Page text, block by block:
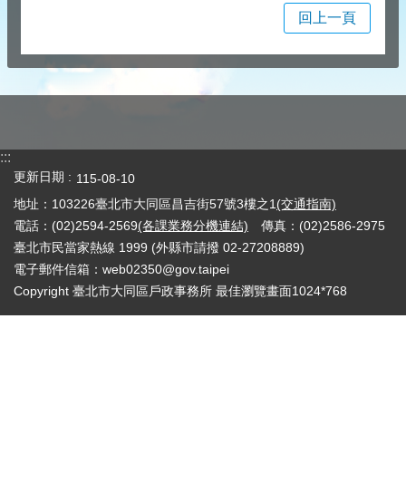
回上一頁
:::
更新日期
115-08-10
地址：103226臺北市大同區昌吉街57號3樓之1 (交通指南)
電話：(02)2594-2569(各課業務分機連結) 傳真：(02)2586-2975
臺北市民當家熱線 1999 (外縣市請撥 02-27208889)
電子郵件信箱：web02350@gov.taipei
Copyright 臺北市大同區戶政事務所 最佳瀏覽畫面1024*768